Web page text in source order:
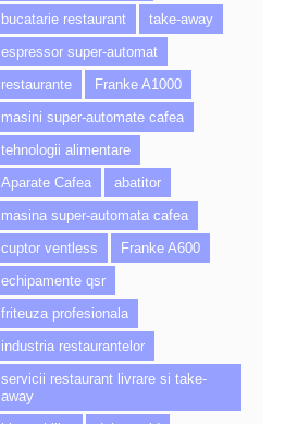
bucatarie restaurant
take-away
espressor super-automat
restaurante
Franke A1000
masini super-automate cafea
tehnologii alimentare
Aparate Cafea
abatitor
masina super-automata cafea
cuptor ventless
Franke A600
echipamente qsr
friteuza profesionala
industria restaurantelor
servicii restaurant livrare si take-
away